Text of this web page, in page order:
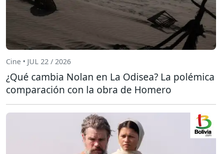
Cine • JUL 22 / 2026
¿Qué cambia Nolan en La Odisea? La polémica
comparación con la obra de Homero